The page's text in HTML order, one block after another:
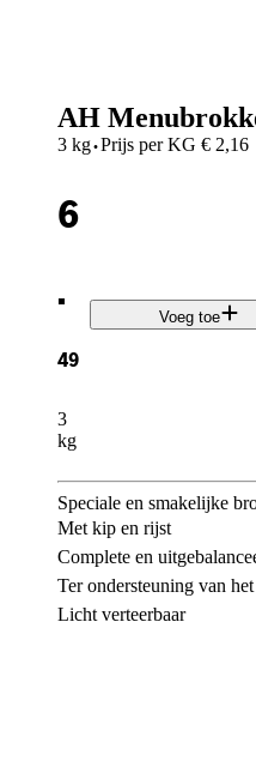
AH
3 kg·Prijs per KG € 2,16
6
.
49
3
kg
Voeg toe
Speciale en smakelijke
Met kip en rijst
Complete en
Ter ondersteuning van
Licht verteerbaar